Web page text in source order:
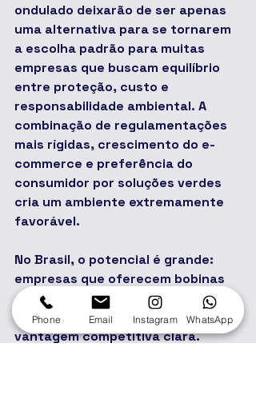
ondulado deixarão de ser apenas
uma alternativa para se tornarem
a escolha padrão para muitas
empresas que buscam equilíbrio
entre proteção, custo e
responsabilidade ambiental. A
combinação de regulamentações
mais rígidas, crescimento do e-
commerce e preferência do
consumidor por soluções verdes
cria um ambiente extremamente
favorável.
No Brasil, o potencial é grande:
empresas que oferecem bobinas
de qualidade, com boa variedade
de opções e suporte técnico têm
vantagem competitiva clara.
Phone Email Instagram WhatsApp